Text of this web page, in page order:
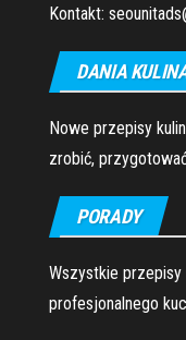
Kontakt:
DANIA
Nowe przepisy
zrobić,
PORADY
Wszystkie
profesjonalnego